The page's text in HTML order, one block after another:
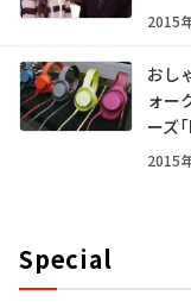
2015
おし
ォー
ーズ
2015
Special